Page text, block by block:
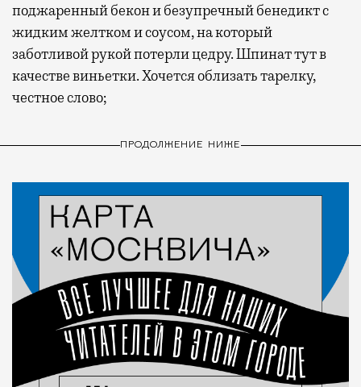
поджаренный бекон и безупречный бенедикт с
жидким желтком и соусом, на который
заботливой рукой потерли цедру. Шпинат тут в
качестве виньетки. Хочется облизать тарелку,
честное слово;
ПРОДОЛЖЕНИЕ НИЖЕ